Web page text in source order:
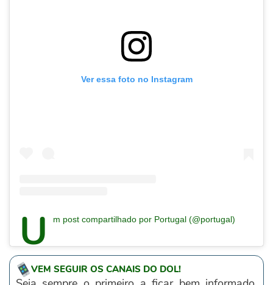
Ver essa foto no Instagram
Um post compartilhado por Portugal (@portugal)
VEM SEGUIR OS CANAIS DO DOL!